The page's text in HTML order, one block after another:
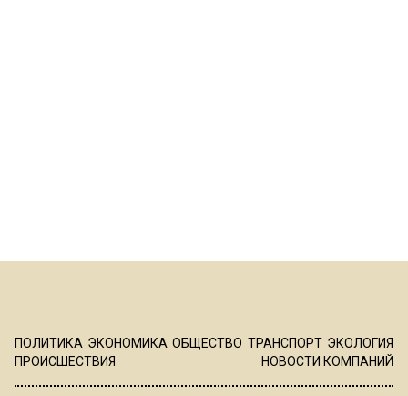
ПОЛИТИКА ЭКОНОМИКА ОБЩЕСТВО ТРАНСПОРТ ЭКОЛОГИЯ
ПРОИСШЕСТВИЯ
НОВОСТИ КОМПАНИЙ